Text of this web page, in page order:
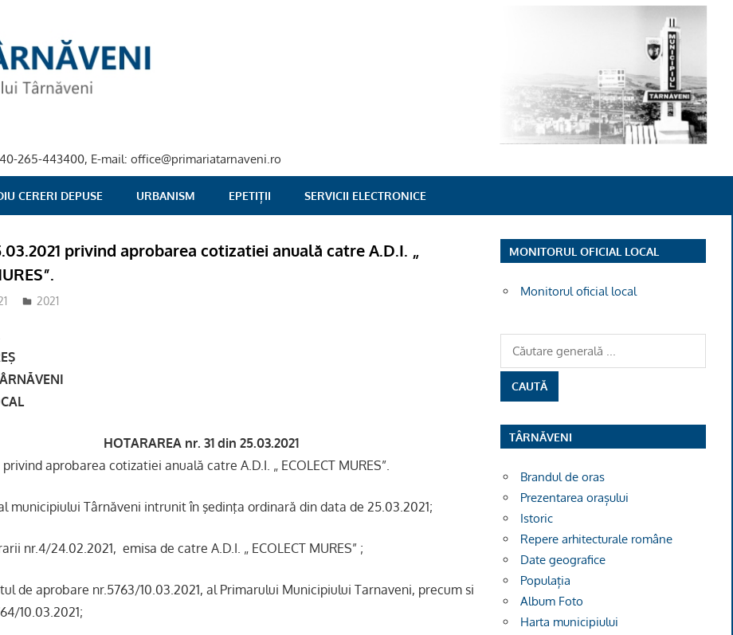
265-443400, E-mail: office@primariatarnaveni.ro
CERERI DEPUSE URBANISM EPETIȚII SERVICII ELECTRONICE
privind aprobarea cotizatiei anuală catre A.D.I. „
adm-mmm
2021
ĂVENI
HOTARAREA nr. 31 din 25.03.2021
privind aprobarea cotizatiei anuală catre A.D.I. „ ECOLECT MURES”.
municipiului Târnăveni intrunit în şedinţa ordinară din data de 25.03.2021;
nr.4/24.02.2021, emisa de catre A.D.I. „ ECOLECT MURES” ;
de aprobare nr.5763/10.03.2021, al Primarului Municipiului Tarnaveni, precum si
10.03.2021;
MONITORUL OFICIAL LOCAL
Monitorul oficial local
TÂRNĂVENI
Brandul de oras
Prezentarea orașului
Istoric
Repere arhitecturale române
Date geografice
Populația
Album Foto
Harta municipiului